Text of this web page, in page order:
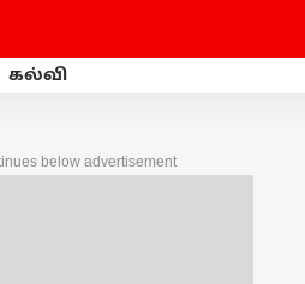
கல்வி
below advertisement